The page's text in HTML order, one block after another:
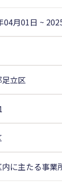
04月01日 ~
立区
内に主たる事業